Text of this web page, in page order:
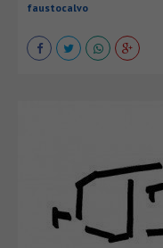
faustocalvo